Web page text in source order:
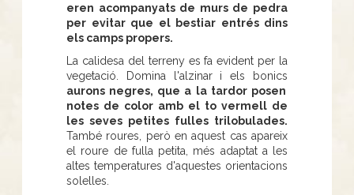
eren acompanyats de murs de pedra
per evitar que el bestiar entrés dins
els camps propers.
La calidesa del terreny es fa evident per la
vegetació. Domina l'alzinar i els bonics
aurons negres, que a la tardor posen
notes de color amb el to vermell de
les seves petites fulles trilobulades.
També roures, però en aquest cas apareix
el roure de fulla petita, més adaptat a les
altes temperatures d'aquestes orientacions
solelles.